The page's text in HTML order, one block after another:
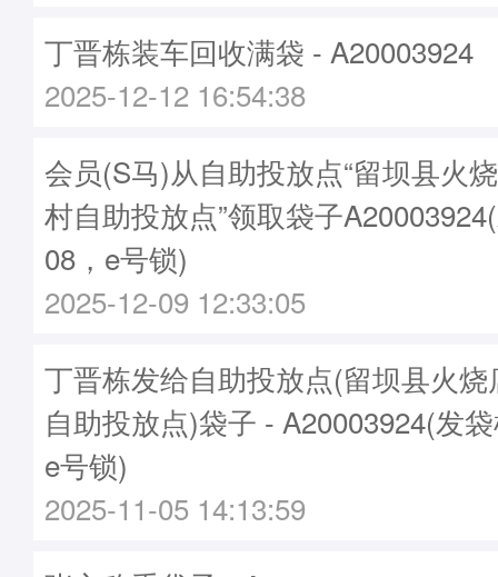
丁晋栋装车回收满袋 - A20003924
2025-12-12 16:54:38
会员(S马)从自助投放点“留坝县火
村自助投放点”领取袋子
08，e号锁)
2025-12-09 12:33:05
丁晋栋发给自助投放点(留坝县火
自助投放点)袋子 - A20003924(发
e号锁)
2025-11-05 14:13:59